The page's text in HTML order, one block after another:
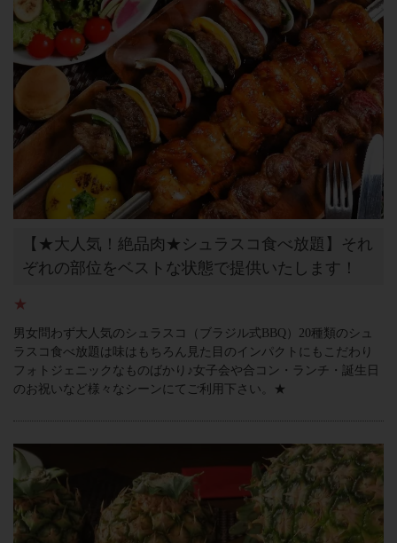
【★大人気！絶品肉★シュラスコ食べ放題】それ
ぞれの部位をベストな状態で提供いたします！
★
男女問わず大人気のシュラスコ（ブラジル式BBQ）20種類のシュ
ラスコ食べ放題は味はもちろん見た目のインパクトにもこだわり
フォトジェニックなものばかり♪女子会や合コン・ランチ・誕生日
のお祝いなど様々なシーンにてご利用下さい。★